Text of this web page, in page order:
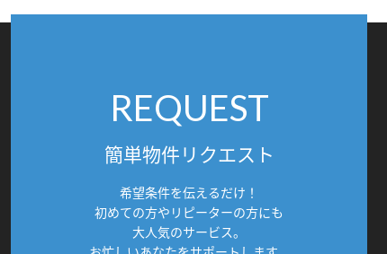
REQUEST
簡単物件リクエスト
希望条件を伝えるだけ！
初めての方やリピーターの方にも
大人気のサービス。